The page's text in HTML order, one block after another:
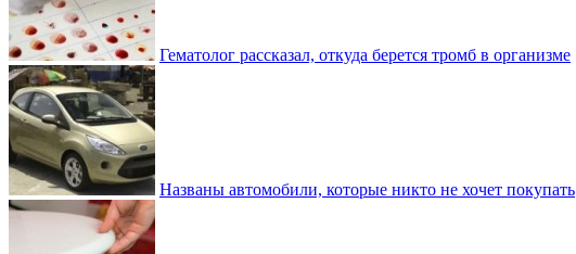
Гематолог рассказал, откуда берется тромб в организме
Названы автомобили, которые никто не хочет покупать